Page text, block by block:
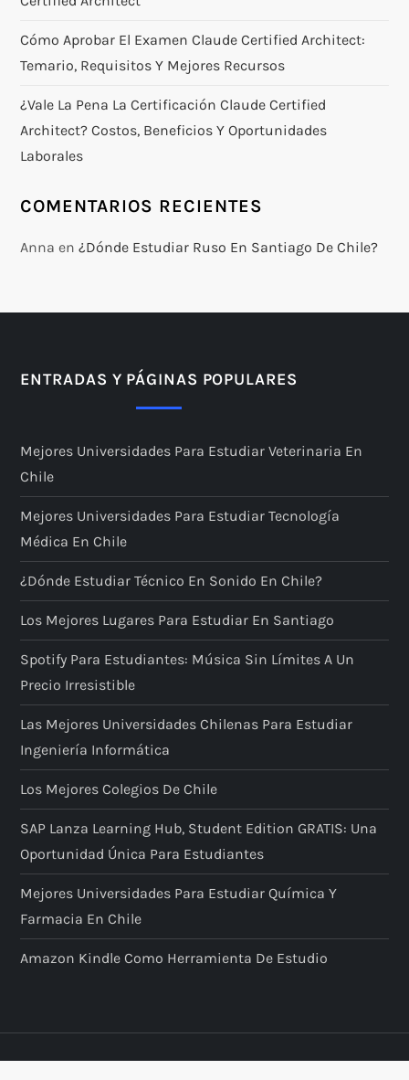
Cómo Aprobar El Examen Claude Certified Architect:
Temario, Requisitos Y Mejores Recursos
¿Vale La Pena La Certificación Claude Certified
Architect? Costos, Beneficios Y Oportunidades
Laborales
COMENTARIOS RECIENTES
Anna en¿Dónde Estudiar Ruso En Santiago De Chile?
ENTRADAS Y PÁGINAS POPULARES
Mejores Universidades Para Estudiar Veterinaria En
Chile
Mejores Universidades Para Estudiar Tecnología
Médica En Chile
¿Dónde Estudiar Técnico En Sonido En Chile?
Los Mejores Lugares Para Estudiar En Santiago
Spotify Para Estudiantes: Música Sin Límites A Un
Precio Irresistible
Las Mejores Universidades Chilenas Para Estudiar
Ingeniería Informática
Los Mejores Colegios De Chile
SAP Lanza Learning Hub, Student Edition GRATIS: Una
Oportunidad Única Para Estudiantes
Mejores Universidades Para Estudiar Química Y
Farmacia En Chile
Amazon Kindle Como Herramienta De Estudio